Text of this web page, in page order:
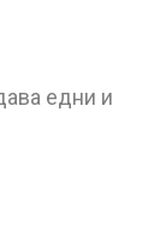
едни и